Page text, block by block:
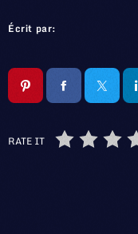
Écrit par:
RATE IT